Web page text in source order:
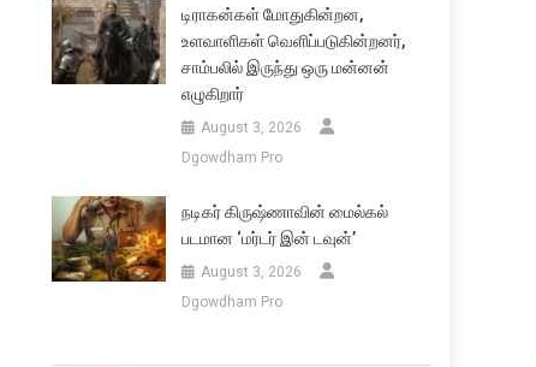
டிராகன்கள் மோதுகின்றன,
உளவாளிகள் வெளிப்படுகின்றனர்,
சாம்பலில் இருந்து ஒரு மன்னன்
எழுகிறார்
August 3, 2026
Dgowdham Pro
நடிகர் கிருஷ்ணாவின் மைல்கல்
படமான ‘மர்டர் இன் டவுன்’
August 3, 2026
Dgowdham Pro